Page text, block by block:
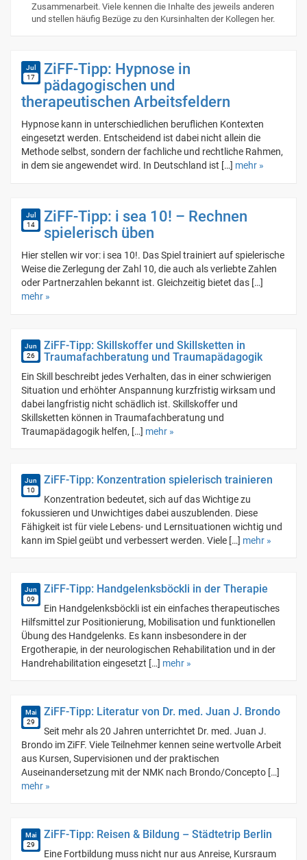
Zusammenarbeit. Viele kennen die Inhalte des jeweils anderen
und stellen häufig Bezüge zu den Kursinhalten der Kollegen her.
Jul
17
ZiFF-Tipp: Hypnose in
pädagogischen und
therapeutischen Arbeitsfeldern
Hypnose kann in unterschiedlichen beruflichen Kontexten
eingesetzt werden. Entscheidend ist dabei nicht allein die
Methode selbst, sondern der fachliche und rechtliche Rahmen,
in dem sie angewendet wird. In Deutschland ist […] mehr »
Jul
14
ZiFF-Tipp: i sea 10! – Rechnen
spielerisch üben
Hier stellen wir vor: i sea 10!. Das Spiel trainiert auf spielerische
Weise die Zerlegung der Zahl 10, die auch als verliebte Zahlen
oder Partnerzahlen bekannt ist. Gleichzeitig bietet das […]
mehr »
Jun
26
ZiFF-Tipp: Skillskoffer und Skillsketten in
Traumafachberatung und Traumapädagogik
Ein Skill beschreibt jedes Verhalten, das in einer schwierigen
Situation und erhöhter Anspannung kurzfristig wirksam und
dabei langfristig nicht schädlich ist. Skillskoffer und
Skillsketten können in Traumafachberatung und
Traumapädagogik helfen, […] mehr »
Jun
10
ZiFF-Tipp: Konzentration spielerisch trainieren
Konzentration bedeutet, sich auf das Wichtige zu
fokussieren und Unwichtiges dabei auszublenden. Diese
Fähigkeit ist für viele Lebens- und Lernsituationen wichtig und
kann im Spiel geübt und verbessert werden. Viele […] mehr »
Jun
09
ZiFF-Tipp: Handgelenksböckli in der Therapie
Ein Handgelenksböckli ist ein einfaches therapeutisches
Hilfsmittel zur Positionierung, Mobilisation und funktionellen
Übung des Handgelenks. Es kann insbesondere in der
Ergotherapie, in der neurologischen Rehabilitation und in der
Handrehabilitation eingesetzt […] mehr »
Mai
29
ZiFF-Tipp: Literatur von Dr. med. Juan J. Brondo
Seit mehr als 20 Jahren unterrichtet Dr. med. Juan J.
Brondo im ZiFF. Viele Teilnehmer kennen seine wertvolle Arbeit
aus Kursen, Supervisionen und der praktischen
Auseinandersetzung mit der NMK nach Brondo/Concepto […]
mehr »
Mai
29
ZiFF-Tipp: Reisen & Bildung – Städtetrip Berlin
Eine Fortbildung muss nicht nur aus Anreise, Kursraum